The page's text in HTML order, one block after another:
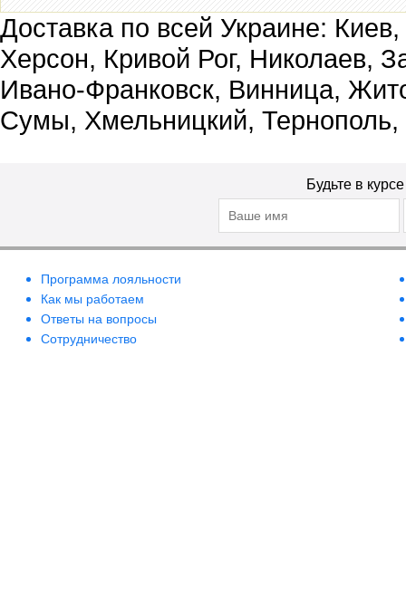
Доставка по всей Украине:
Херсон, Кривой Рог, Николаев,
Ивано-Франковск, Винница,
Сумы, Хмельницкий, Тернополь,
Будьте в
Программа лояльности
Как мы работаем
Ответы на вопросы
Сотрудничество